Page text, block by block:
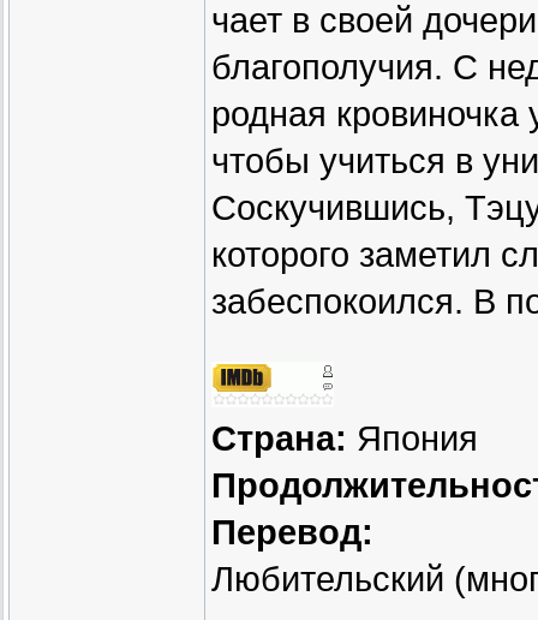
чает в своей
благополучия. С
родная кровиночка
чтобы учиться в
Соскучившись,
которого заметил
забеспокоился. В
Страна: Япония
Перевод:
Любительский